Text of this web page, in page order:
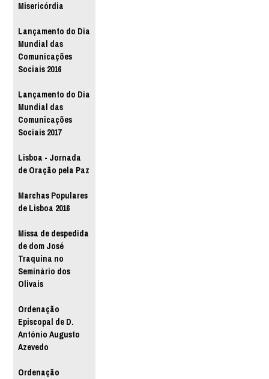
Misericórdia
Lançamento do Dia
Mundial das
Comunicações
Sociais 2016
Lançamento do Dia
Mundial das
Comunicações
Sociais 2017
Lisboa - Jornada
de Oração pela Paz
Marchas Populares
de Lisboa 2016
Missa de despedida
de dom José
Traquina no
Seminário dos
Olivais
Ordenação
Episcopal de D.
António Augusto
Azevedo
Ordenação